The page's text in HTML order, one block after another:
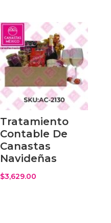
Tratamiento
Contable De
Canastas
Navideñas
$3,629.00